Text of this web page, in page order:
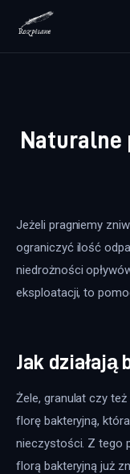
Zdrowie
Dom i
Więcej
Naturalne
Jeżeli pragniemy
ograniczyć ilość
niedrożności
eksploatacji, to
Jak działają
Żele, granulat czy też
florę bakteryjną,
nieczystości. Z tego
florą bakteryjną już